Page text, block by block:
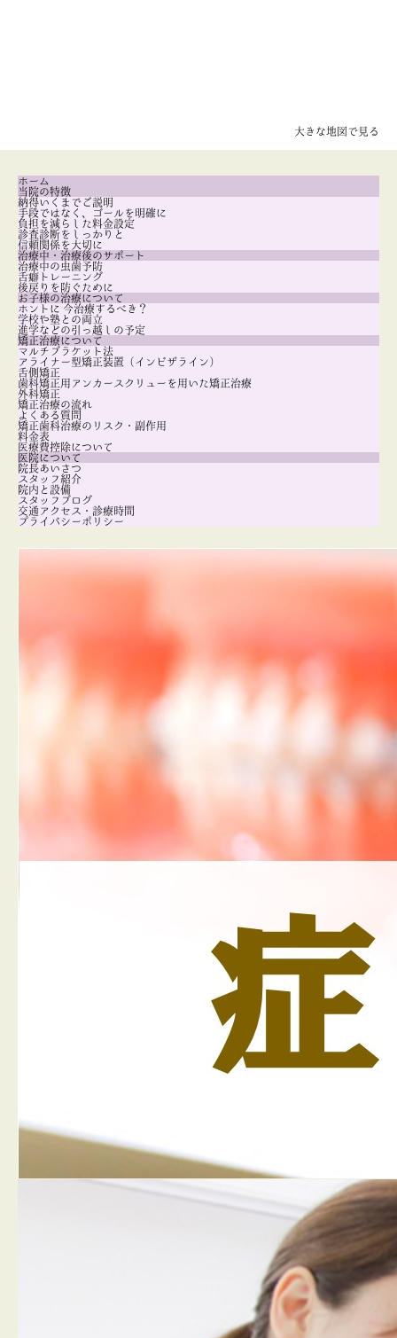
大きな地図で見る
ホーム
当院の特徴
納得いくまでご説明
手段ではなく、ゴールを明確に
負担を減らした料金設定
診査診断をしっかりと
信頼関係を大切に
治療中・治療後のサポート
治療中の虫歯予防
舌癖トレーニング
後戻りを防ぐために
お子様の治療について
ホントに 今治療するべき？
学校や塾との両立
進学などの引っ越しの予定
矯正治療について
マルチブラケット法
アライナー型矯正装置（インビザライン）
舌側矯正
歯科矯正用アンカースクリューを用いた矯正治療
外科矯正
矯正治療の流れ
よくある質問
矯正歯科治療のリスク・副作用
料金表
医療費控除について
医院について
院長あいさつ
スタッフ紹介
院内と設備
スタッフブログ
交通アクセス・診療時間
プライバシーポリシー